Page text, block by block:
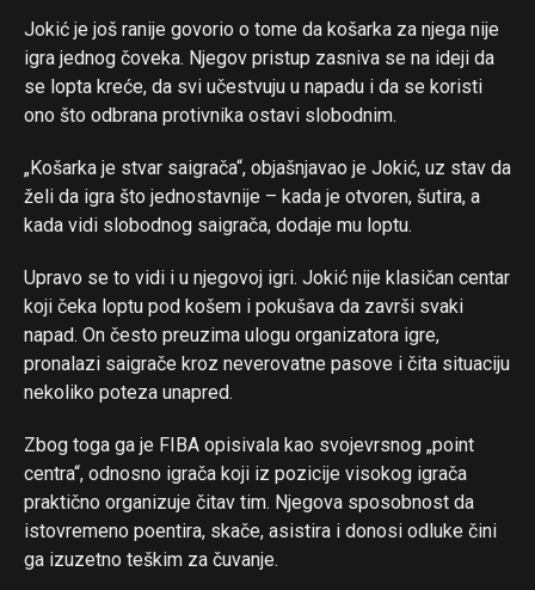
Jokić je još ranije govorio o tome da košarka za njega nije
igra jednog čoveka. Njegov pristup zasniva se na ideji da
se lopta kreće, da svi učestvuju u napadu i da se koristi
ono što odbrana protivnika ostavi slobodnim.
„Košarka je stvar saigrača“, objašnjavao je Jokić, uz stav da
želi da igra što jednostavnije – kada je otvoren, šutira, a
kada vidi slobodnog saigrača, dodaje mu loptu.
Upravo se to vidi i u njegovoj igri. Jokić nije klasičan centar
koji čeka loptu pod košem i pokušava da završi svaki
napad. On često preuzima ulogu organizatora igre,
pronalazi saigrače kroz neverovatne pasove i čita situaciju
nekoliko poteza unapred.
Zbog toga ga je FIBA opisivala kao svojevrsnog „point
centra“, odnosno igrača koji iz pozicije visokog igrača
praktično organizuje čitav tim. Njegova sposobnost da
istovremeno poentira, skače, asistira i donosi odluke čini
ga izuzetno teškim za čuvanje.